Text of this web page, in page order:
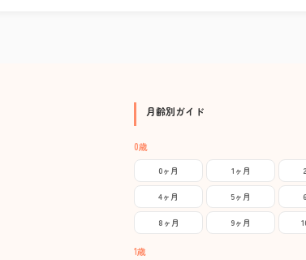
月齢別ガイド
0歳
0ヶ月 1ヶ月
4ヶ月 5ヶ月
8ヶ月 9ヶ月
1歳